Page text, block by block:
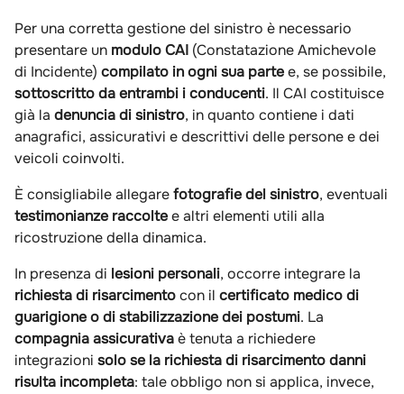
Per una corretta gestione del sinistro è necessario
presentare un modulo CAI (Constatazione Amichevole
di Incidente) compilato in ogni sua partee, se possibile,
sottoscritto da entrambi i conducenti. Il CAI costituisce
già la denuncia di sinistro, in quanto contiene i dati
anagrafici, assicurativi e descrittivi delle persone e dei
veicoli coinvolti.
È consigliabile allegarefotografie del sinistro, eventuali
testimonianze raccoltee altri elementi utili alla
ricostruzione della dinamica.
In presenza di lesioni personali, occorre integrare la
richiesta di risarcimentocon il certificato medico di
guarigione o di stabilizzazione dei postumi. La
compagnia assicurativaè tenuta a richiedere
integrazioni solo se la richiesta di risarcimento danni
risulta incompleta: tale obbligo non si applica, invece,